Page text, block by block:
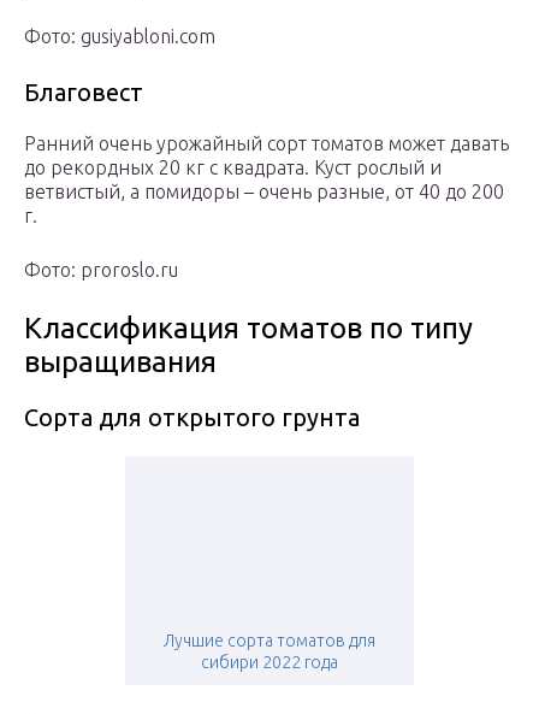
Фото: gusiyabloni.com
Благовест
Ранний очень урожайный сорт томатов может давать
до рекордных 20 кг с квадрата. Куст рослый и
ветвистый, а помидоры – очень разные, от 40 до 200
г.
Фото: proroslo.ru
Классификация томатов по типу
выращивания
Сорта для открытого грунта
Лучшие сорта томатов для
сибири 2022 года